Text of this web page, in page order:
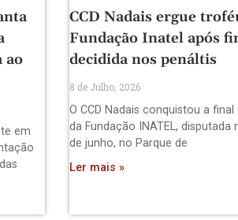
ao
em
CCD Nadais ergue
Fundação Inatel após
decidida nos penáltis
8 de Julho, 2026
O CCD Nadais conquistou a final
da Fundação INATEL, disputada
de junho, no Parque de
Ler mais »